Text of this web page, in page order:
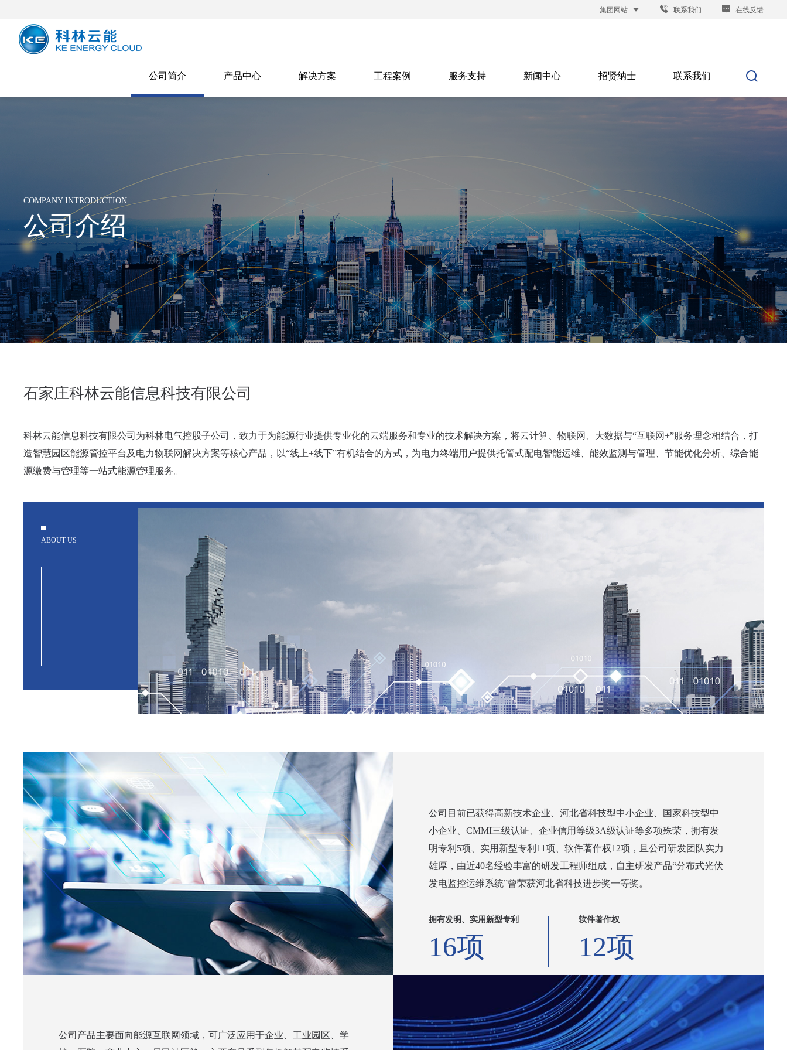
集团网站 联系我们 在线反馈
公司简介 产品中心 解决方案 工程案例 服务支持 新闻中心 招贤纳士 联系我们
COMPANY INTRODUCTION
公司介绍
石家庄科林云能信息科技有限公司
科林云能信息科技有限公司为科林电气控股子公司，致力于为能源行业提供专业化的云端服务和专业的技术解决方案，将云计算、物联网、大数据与“互联网+”服务理念相结合，打
造智慧园区能源管控平台及电力物联网解决方案等核心产品，以“线上+线下”有机结合的方式，为电力终端用户提供托管式配电智能运维、能效监测与管理、节能优化分析、综合能
源缴费与管理等一站式能源管理服务。
ABOUT US
公司目前已获得高新技术企业、河北省科技型中小企业、国家科技型中
小企业、CMMI三级认证、企业信用等级3A级认证等多项殊荣，拥有发
明专利5项、实用新型专利11项、软件著作权12项，且公司研发团队实力
雄厚，由近40名经验丰富的研发工程师组成，自主研发产品“分布式光伏
发电监控运维系统”曾荣获河北省科技进步奖一等奖。
拥有发明、实用新型专利
16项
软件著作权
12项
公司产品主要面向能源互联网领域，可广泛应用于企业、工业园区、学